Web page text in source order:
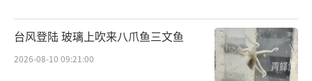
台风登陆 玻璃上吹来八爪鱼三文鱼
2026-08-10 09:21:00